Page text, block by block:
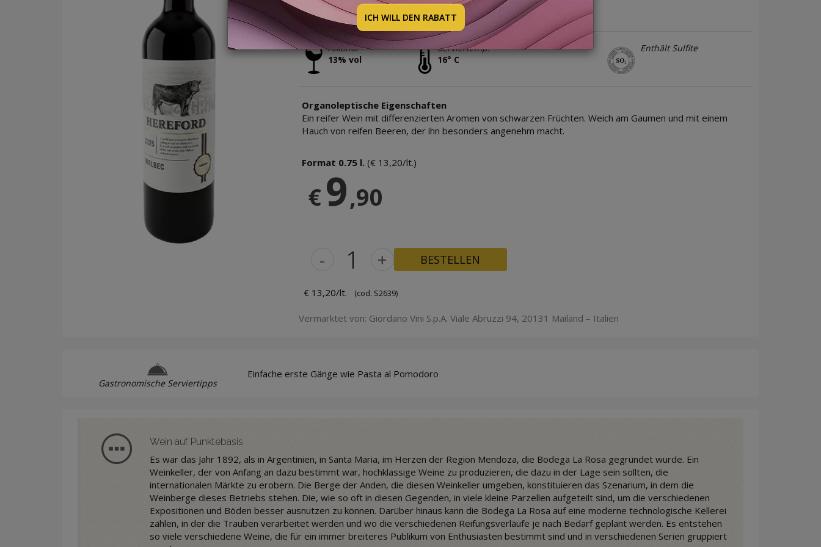
BODEGA LA ROSA
Alkohol
13% vol
Serviertemp.
16° C
Enthält Sulfite
Organoleptische Eigenschaften
Ein reifer Wein mit differenzierten Aromen von schwarzen Früchten. Weich am Gaumen und mit einem
Hauch von reifen Beeren, der ihn besonders angenehm macht.
Format 0.75 l. (€ 13,20/lt.)
€9,90
- + BESTELLEN
€ 13,20/lt. (cod. S2639)
Vermarktet von: Giordano Vini S.p.A. Viale Abruzzi 94, 20131 Mailand – Italien
Gastronomische Serviertipps
Einfache erste Gänge wie Pasta al Pomodoro
Wein auf Punktebasis
Es war das Jahr 1892, als in Argentinien, in Santa Maria, im Herzen der Region Mendoza, die Bodega La Rosa gegründet wurde. Ein
Weinkeller, der von Anfang an dazu bestimmt war, hochklassige Weine zu produzieren, die dazu in der Lage sein sollten, die
internationalen Märkte zu erobern. Die Berge der Anden, die diesen Weinkeller umgeben, konstituieren das Szenarium, in dem die
Weinberge dieses Betriebs stehen. Die, wie so oft in diesen Gegenden, in viele kleine Parzellen aufgeteilt sind, um die verschiedenen
Expositionen und Böden besser ausnutzen zu können. Darüber hinaus kann die Bodega La Rosa auf eine moderne technologische Kellerei
zählen, in der die Trauben verarbeitet werden und wo die verschiedenen Reifungsverläufe je nach Bedarf geplant werden. Es entstehen
so viele verschiedene Weine, die für ein immer breiteres Publikum von Enthusiasten bestimmt sind und in verschiedenen Serien gruppiert
ICH WILL DEN RABATT